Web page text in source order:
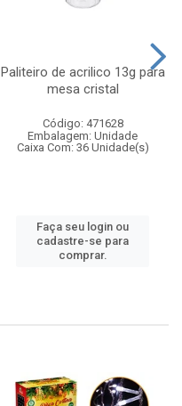
Paliteiro de acrilico 13g para
mesa cristal
Código: 471628
Embalagem: Unidade
Caixa Com: 36 Unidade(s)
Faça seu login ou
cadastre-se para
comprar.